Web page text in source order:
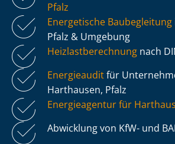
Pfalz
Energetische Baubegleitung
Pfalz & Umgebung
Heiz­last­be­rech­nung nach
Energieauditfür
Harthausen, Pfalz
Energieagentur für
Abwicklung von KfW- und